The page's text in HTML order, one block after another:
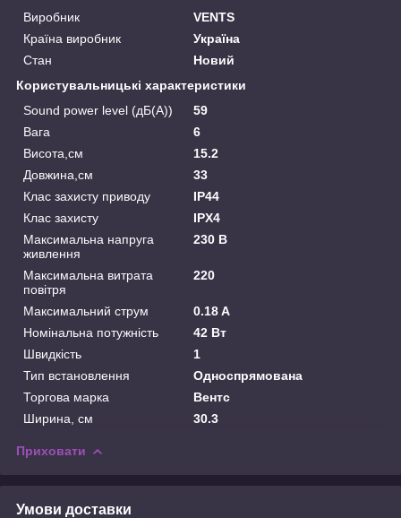
Виробник
VENTS
Країна виробник
Україна
Стан
Новий
Користувальницькі характеристики
Sound power level (дБ(А))
59
Вага
6
Висота,см
15.2
Довжина,см
33
Клас захисту приводу
IP44
Клас захисту
IPX4
Максимальна напруга
живлення
230 В
Максимальна витрата
повітря
220
Максимальний струм
0.18 A
Номінальна потужність
42 Вт
Швидкість
1
Тип встановлення
Односпрямована
Торгова марка
Вентс
Ширина, см
30.3
Приховати
Умови доставки